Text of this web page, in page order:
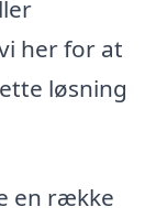
her for at
løsning
en række